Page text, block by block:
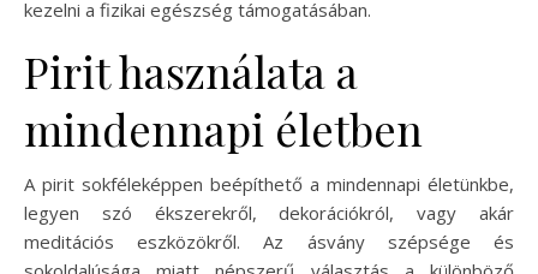
kezelni a fizikai egészség támogatásában.
Pirit használata a
mindennapi életben
A pirit sokféleképpen beépíthető a mindennapi életünkbe,
legyen szó ékszerekről, dekorációkról, vagy akár
meditációs eszközökről. Az ásvány szépsége és